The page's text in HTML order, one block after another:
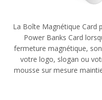
La Boîte Magnétique Card
Power Banks Card
fermeture magnétique,
votre logo, slogan ou
mousse sur mesure